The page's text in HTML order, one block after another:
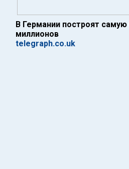
В Германии построят
миллионов
telegraph.co.uk